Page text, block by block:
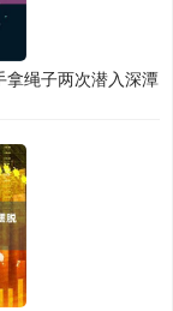
绳子两次潜入深潭